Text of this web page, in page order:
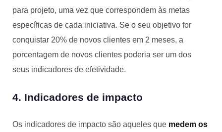
para projeto, uma vez que correspondem às metas
específicas de cada iniciativa. Se o seu objetivo for
conquistar 20% de novos clientes em 2 meses, a
porcentagem de novos clientes poderia ser um dos
seus indicadores de efetividade.
4. Indicadores de impacto
Os indicadores de impacto são aqueles que medem os